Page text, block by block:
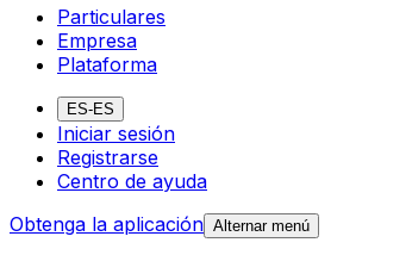
Particulares
Empresa
Plataforma
ES-ES
Iniciar sesión
Registrarse
Centro de ayuda
Obtenga la aplicación Alternar menú